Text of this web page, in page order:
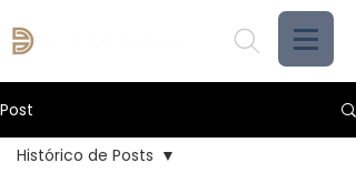
Post
Histórico de Posts